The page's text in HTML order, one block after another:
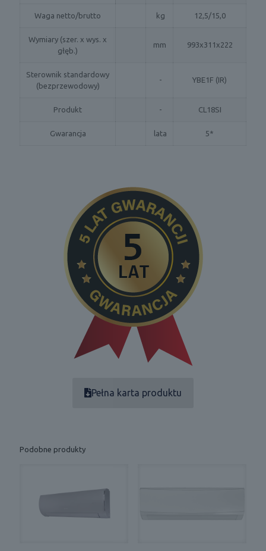
Waga netto/brutto kg 12,5/15,0
Wymiary (szer. x wys. x
głęb.)
mm 993x311x222
Sterownik standardowy
(bezprzewodowy)
- YBE1F (IR)
Produkt - CL18SI
Gwarancja lata 5*
Pełna karta produktu
Podobne produkty